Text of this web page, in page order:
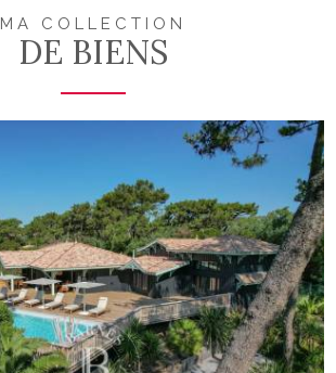
MA COLLECTION
DE BIENS